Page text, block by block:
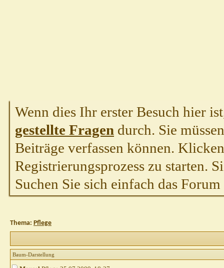
Wenn dies Ihr erster Besuch hier
gestellte Fragen durch. Sie
Beiträge verfassen können.
Registrierungsprozess zu starten.
Suchen Sie sich einfach das
Thema: Pflege
Baum-Darstellung